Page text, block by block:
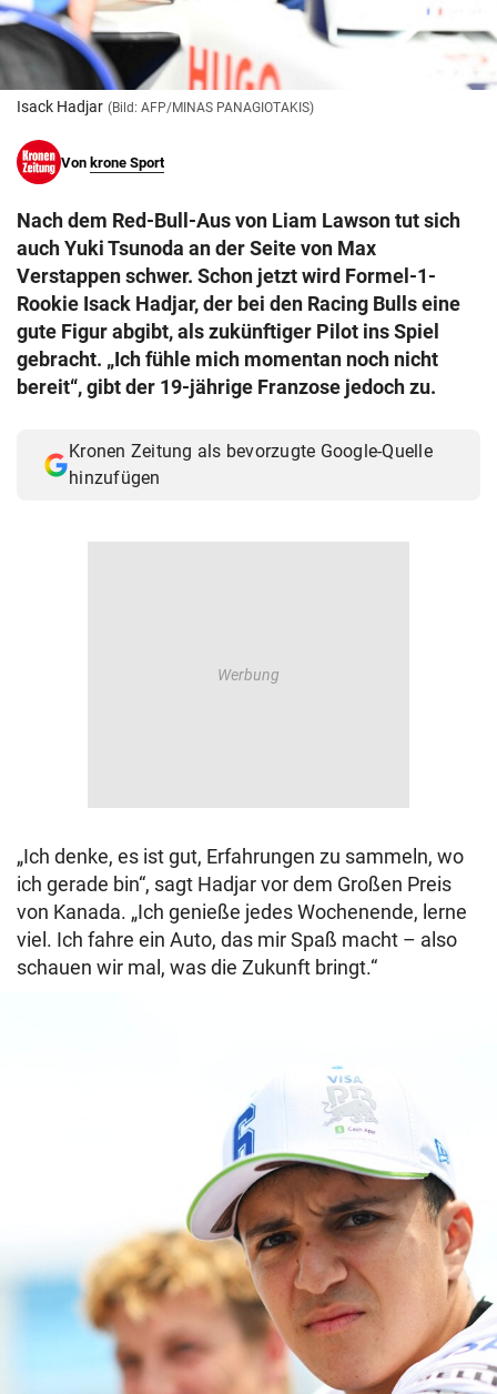
© Krone Multimedia GmbH & Co KG 2026
Muthgasse 2, 1190 Wien
Isack Hadjar (Bild: AFP/MINAS PANAGIOTAKIS)
Von krone Sport
Nach dem Red-Bull-Aus von Liam Lawson tut sich
auch Yuki Tsunoda an der Seite von Max
Verstappen schwer. Schon jetzt wird Formel-1-
Rookie Isack Hadjar, der bei den Racing Bulls eine
gute Figur abgibt, als zukünftiger Pilot ins Spiel
gebracht. „Ich fühle mich momentan noch nicht
bereit“, gibt der 19-jährige Franzose jedoch zu.
Kronen Zeitung als bevorzugte Google-Quelle
hinzufügen
„Ich denke, es ist gut, Erfahrungen zu sammeln, wo
ich gerade bin“, sagt Hadjar vor dem Großen Preis
von Kanada. „Ich genieße jedes Wochenende, lerne
viel. Ich fahre ein Auto, das mir Spaß macht – also
schauen wir mal, was die Zukunft bringt.“